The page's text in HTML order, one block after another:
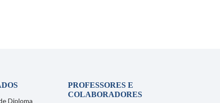
Diploma
PROFESSORES E
COLABORADORES